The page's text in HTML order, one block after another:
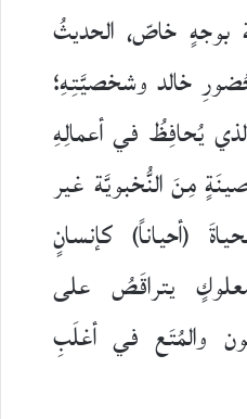
بوجهٍ خاصّ، الحديثُ
خالد وشخصيَّتِهِ؛
يُحافِظُ في أعمالِهِ
مِنَ النُّخبويَّة غير
(أحياناً) كإنسانٍ
يتراقَصُ على
والمُتَع في أغلَبِ